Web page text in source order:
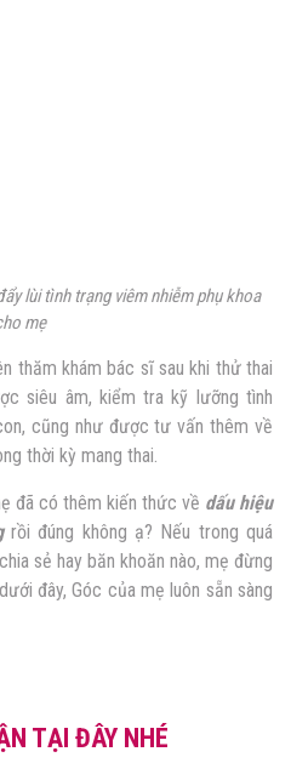
lùi tình trạng viêm nhiễm phụ khoa
mẹ
thăm khám bác sĩ sau khi thử thai
siêu âm, kiểm tra kỹ lưỡng tình
cũng như được tư vấn thêm về
thời kỳ mang thai.
đã có thêm kiến thức về dấu hiệu
rồi đúng không ạ? Nếu trong quá
sẻ hay băn khoăn nào, mẹ đừng
đây, Góc của mẹ luôn sẵn sàng
TẠI ĐÂY NHÉ